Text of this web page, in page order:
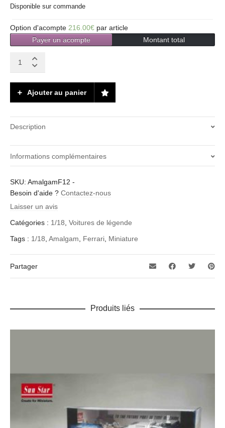
Disponible sur commande
Option d'acompte 216.00€ par article
Payer un acompte
Montant total
F12
1:18
SCALE
AMALGAM
quantity
Ajouter au panier
Description
Informations complémentaires
Poids
5 kg
Echelle
1/18
Marque
Année
Fabricant
SKU: AmalgamF12 -
Besoin d'aide ? Contactez-nous
Laisser un avis
Catégories : 1/18, Voitures de légende
Tags : 1/18, Amalgam, Ferrari, Miniature
Partager
Produits liés